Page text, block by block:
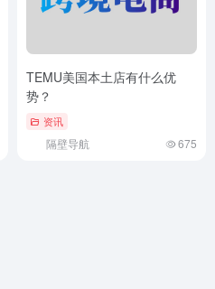
TEMU美国本土店有什么优
势？
资讯
隔壁导航 675